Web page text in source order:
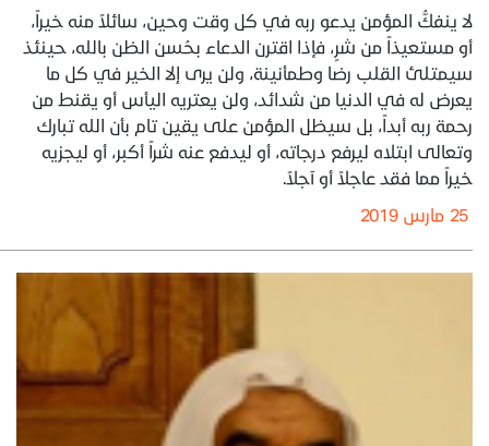
لا ينفكُّ المؤمن يدعو ربه في كل وقت وحين، سائلاً منه خيراً،
أو مستعيذاً من شرٍ، فإذا اقترن الدعاء بحُسن الظن بالله، حينئذ
سيمتلئ القلب رضا وطمأنينة، ولن يرى إلا الخير في كل ما
يعرض له في الدنيا من شدائد، ولن يعتريه اليأس أو يقنط من
رحمة ربه أبداً، بل سيظل المؤمن على يقين تام بأن الله تبارك
وتعالى ابتلاه ليرفع درجاته، أو ليدفع عنه شراً أكبر، أو ليجزيه
خيراً مما فقد عاجلاً أو آجلاً.